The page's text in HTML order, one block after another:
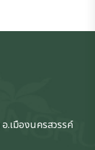
อ.เมืองนครสวรรค์